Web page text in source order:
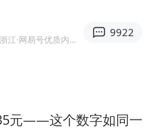
谢霆锋演唱会隔空祝王菲生日快乐
江 ·网易号优质内容创作者
9922
元——这个数字如同一